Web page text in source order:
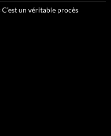
un véritable procès